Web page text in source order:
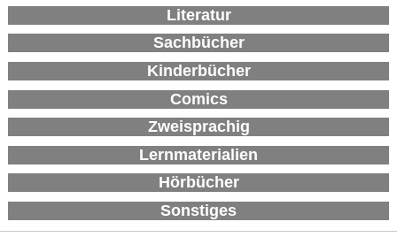
Literatur
Sachbücher
Kinderbücher
Comics
Zweisprachig
Lernmaterialien
Hörbücher
Sonstiges